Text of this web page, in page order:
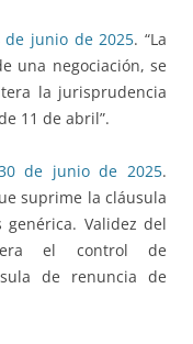
de junio de 2025. “La
una negociación, se
la jurisprudencia
11 de abril”.
de junio de 2025.
suprime la cláusula
Validez del
el control de
de renuncia de